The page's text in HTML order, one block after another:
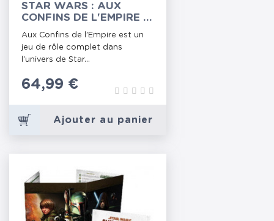
STAR WARS : AUX
CONFINS DE L'EMPIRE -
LIVRE DE RÈGLES
Aux Confins de l'Empire est un
jeu de rôle complet dans
l'univers de Star...
Prix
64,99 €
Ajouter au panier